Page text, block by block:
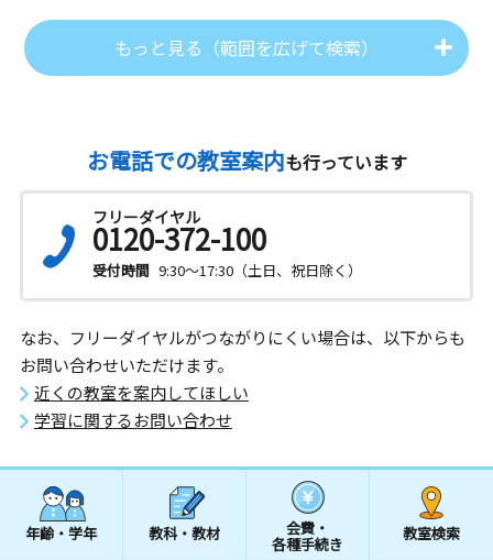
もっと見る（範囲を広げて検索）
お電話での教室案内も行っています
フリーダイヤル
0120-372-100
受付時間 9:30～17:30（土日、祝日除く）
なお、フリーダイヤルがつながりにくい場合は、以下からも
お問い合わせいただけます。
近くの教室を案内してほしい
学習に関するお問い合わせ
年齢・学年 教科・教材 会費・
各種手続き
教室検索